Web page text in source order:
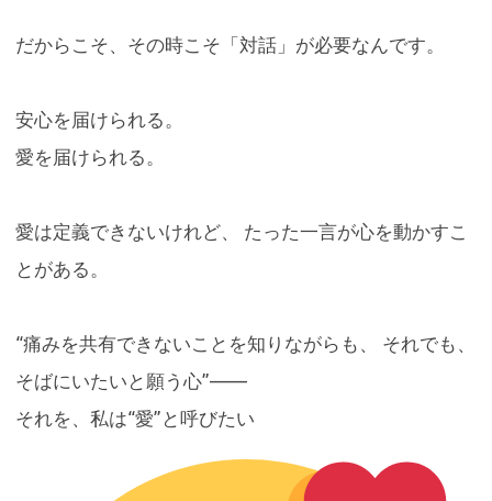
だからこそ、その時こそ「対話」が必要なんです。
安心を届けられる。
愛を届けられる。
愛は定義できないけれど、 たった一言が心を動かすこ
とがある。
“痛みを共有できないことを知りながらも、 それでも、
そばにいたいと願う心”——
それを、私は“愛”と呼びたい